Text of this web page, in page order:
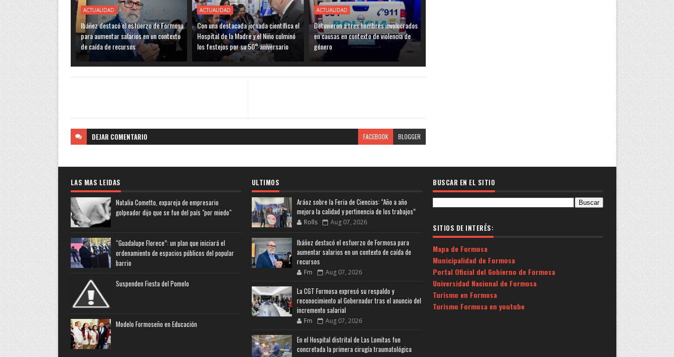
ACTUALIDAD
Ibáñez destacó el esfuerzo de Formosa
para aumentar salarios en un contexto
de caída de recursos
ACTUALIDAD
Con una destacada jornada científica el
Hospital de la Madre y el Niño culminó
los festejos por su 50° aniversario
ACTUALIDAD
Detuvieron a tres hombres involucrados
en causas en contexto de violencia de
género
DEJAR COMENTARIO FACEBOOK BLOGGER
LAS MAS LEIDAS
Natalia Cometto, expareja de empresario
golpeador dijo que se fue del país "por miedo"
“Guadalupe Florece”: un plan que iniciará el
ordenamiento de espacios públicos del popular
barrio
Suspenden Fiesta del Pomelo
Modelo Formoseño en Educación
ULTIMOS
Aráoz sobre la Feria de Ciencias: “Año a año
mejora la calidad y pertinencia de los trabajos”
Rolls Aug 07, 2026
Ibáñez destacó el esfuerzo de Formosa para
aumentar salarios en un contexto de caída de
recursos
Fm Aug 07, 2026
La CGT Formosa expresó su respaldo y
reconocimiento al Gobernador tras el anuncio del
incremento salarial
Fm Aug 07, 2026
En el Hospital distrital de Las Lomitas fue
concretada la primera cirugía traumatológica
BUSCAR EN EL SITIO
SITIOS DE INTERÉS:
Mapa de Formosa
Municipalidad de Formosa
Portal Oficial del Gobierno de Formosa
Universidad Nacional de Formosa
Turismo en Formosa
Turismo Formosa en youtube